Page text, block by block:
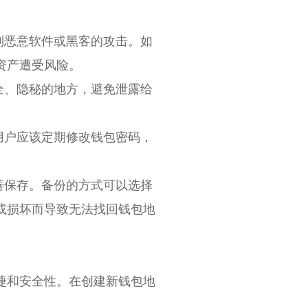
意软件或黑客的攻击。如
遭受风险。
隐秘的地方，避免泄露给
应该定期修改钱包密码，
存。备份的方式可以选择
损坏而导致无法找回钱包地
和安全性。在创建新钱包地